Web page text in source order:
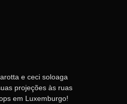
e ceci soloaga
projeções às ruas
em Luxemburgo!